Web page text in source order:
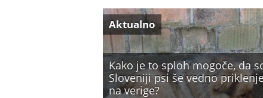
Kako je to sploh mogoče, da
Sloveniji psi še vedno
na verige?
Aktualno